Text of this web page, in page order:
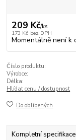
209 Kč/ks
173 Kč bez DPH
Momentálně není k
Číslo produktu:
Výrobce:
Délka:
Hlídat cenu / dostupnost
Do oblíbených
Kompletní specifikace